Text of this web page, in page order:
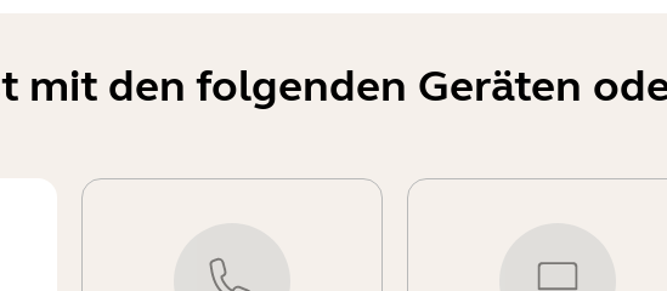
mit den folgenden Geräten